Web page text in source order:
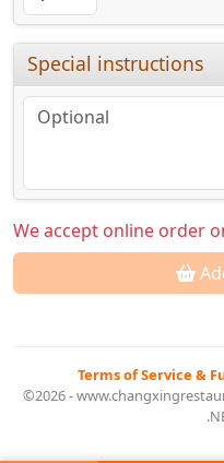
Special instructions
We accept online order
Terms of Service &
©2026 -